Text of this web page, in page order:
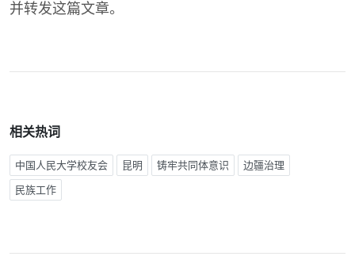
并转发这篇文章。
相关热词
中国人民大学校友会 昆明 铸牢共同体意识 边疆治理
民族工作